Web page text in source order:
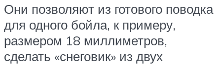
Они позволяют из готового поводка
для одного бойла, к примеру,
размером 18 миллиметров,
сделать «снеговик» из двух